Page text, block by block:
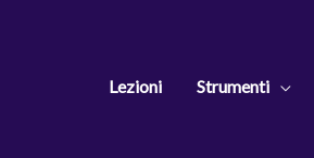
Lezioni Strumenti